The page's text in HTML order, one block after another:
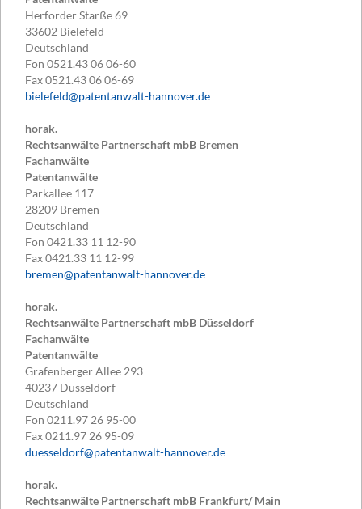
Herforder Starße 69
33602 Bielefeld
Deutschland
Fon 0521.43 06 06-60
Fax0521.43 06 06-69
bielefeld@patentanwalt-hannover.de
horak.
Rechtsanwälte Partnerschaft mbB Bremen
Fachanwälte
Patentanwälte
Parkallee 117
28209 Bremen
Deutschland
Fon 0421.33 11 12-90
Fax0421.33 11 12-99
bremen@patentanwalt-hannover.de
horak.
Rechtsanwälte Partnerschaft mbB Düsseldorf
Fachanwälte
Patentanwälte
Grafenberger Allee 293
40237 Düsseldorf
Deutschland
Fon 0211.97 26 95-00
Fax0211.97 26 95-09
duesseldorf@patentanwalt-hannover.de
horak.
Rechtsanwälte Partnerschaft mbB Frankfurt/ Main